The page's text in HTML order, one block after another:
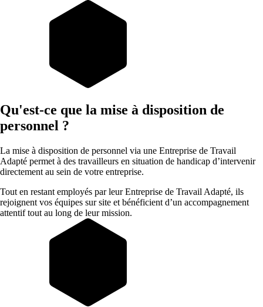
Qu'est-ce que la mise à disposition de
personnel ?
La mise à disposition de personnel via une Entreprise de Travail
Adapté permet à des travailleurs en situation de handicap d’intervenir
directement au sein de votre entreprise.
Tout en restant employés par leur Entreprise de Travail Adapté, ils
rejoignent vos équipes sur site et bénéficient d’un accompagnement
attentif tout au long de leur mission.